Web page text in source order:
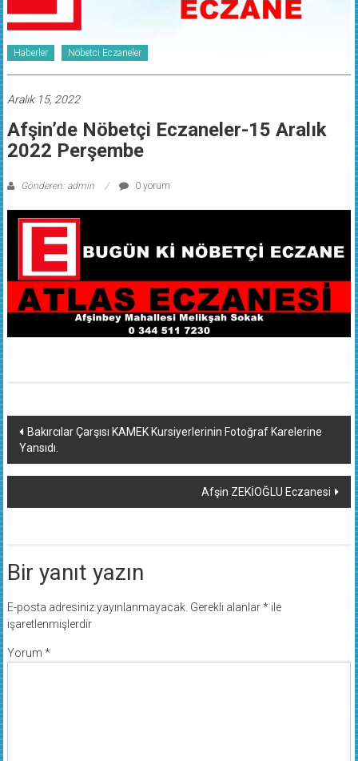
Haberler Nöbetci Eczaneler
Aralık 15, 2022
Afşin’de Nöbetçi Eczaneler-15 Aralık
2022 Perşembe
Gönderen: admin 0 yorum
Yazı
dolaşımı
Bakırcılar Çarşısı KAMEK Kursiyerlerinin Fotoğraf Karelerine
Yansıdı.
Afşin ZEKİOĞLU Eczanesi
Bir yanıt yazın
E-posta adresiniz yayınlanmayacak. Gerekli alanlar*ile
işaretlenmişlerdir
Yorum *